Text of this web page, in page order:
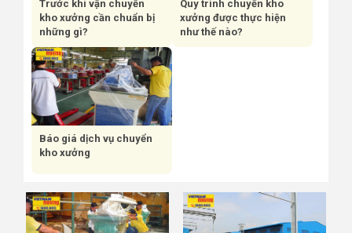
Trước khi vận chuyển
kho xưởng cần chuẩn bị
những gì?
Quy trình chuyển kho
xưởng được thực hiện
như thế nào?
Báo giá dịch vụ chuyển
kho xưởng